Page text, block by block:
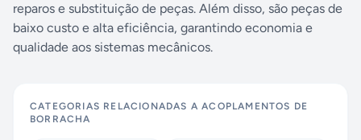
reparos e substituição de peças. Além disso, são peças de
baixo custo e alta eficiência, garantindo economia e
qualidade aos sistemas mecânicos.
CATEGORIAS RELACIONADAS AACOPLAMENTOS DE
BORRACHA